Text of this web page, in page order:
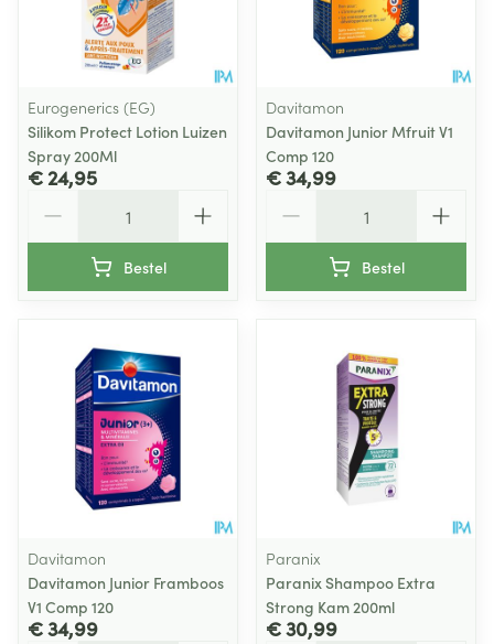
Eurogenerics (EG)
Silikom Protect Lotion Luizen
Spray 200Ml
€ 24,95
Bestel
Davitamon
Davitamon Junior Mfruit V1
Comp 120
€ 34,99
Bestel
Davitamon
Davitamon Junior Framboos
V1 Comp 120
€ 34,99
Paranix
Paranix Shampoo Extra
Strong Kam 200ml
€ 30,99